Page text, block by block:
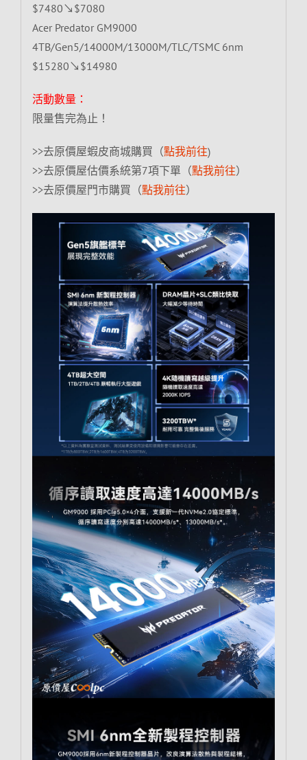
$7480↘$7080
Acer Predator GM9000
4TB/Gen5/14000M/13000M/TLC/TSMC 6nm
$15280↘$14980
活動數量：
限量售完為止！
>>去原價屋蝦皮商城購買（點我前往)
>>去原價屋估價系統第7項下單（點我前往）
>>去原價屋門市購買（點我前往）